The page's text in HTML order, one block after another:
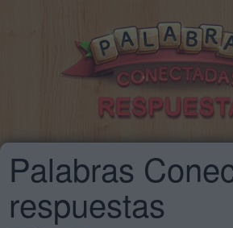
Palabras
respuestas